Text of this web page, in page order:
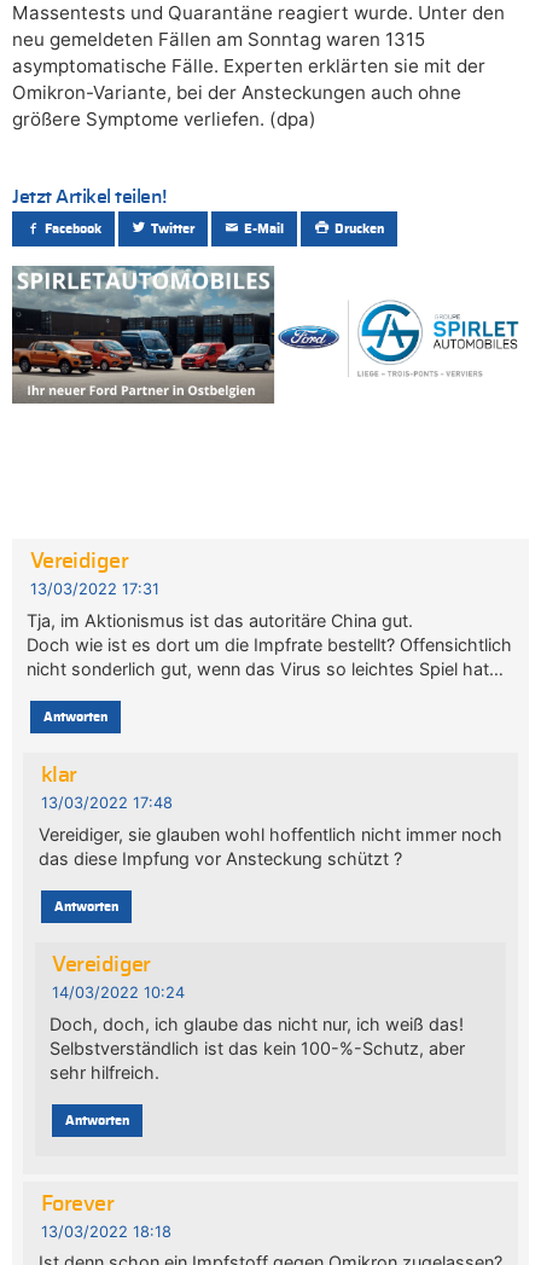
Massentests und Quarantäne reagiert wurde. Unter den
neu gemeldeten Fällen am Sonntag waren 1315
asymptomatische Fälle. Experten erklärten sie mit der
Omikron-Variante, bei der Ansteckungen auch ohne
größere Symptome verliefen. (dpa)
Jetzt Artikel teilen!
Facebook Twitter E-Mail Drucken
Vereidiger
13/03/2022 17:31
Tja, im Aktionismus ist das autoritäre China gut.
Doch wie ist es dort um die Impfrate bestellt? Offensichtlich
nicht sonderlich gut, wenn das Virus so leichtes Spiel hat…
Antworten
klar
13/03/2022 17:48
Vereidiger, sie glauben wohl hoffentlich nicht immer noch
das diese Impfung vor Ansteckung schützt ?
Antworten
Vereidiger
14/03/2022 10:24
Doch, doch, ich glaube das nicht nur, ich weiß das!
Selbstverständlich ist das kein 100-%-Schutz, aber
sehr hilfreich.
Antworten
Forever
13/03/2022 18:18